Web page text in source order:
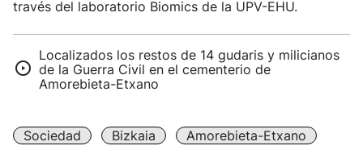
través del laboratorio Biomics de la UPV-EHU.
Localizados los restos de 14 gudaris y milicianos
de la Guerra Civil en el cementerio de
Amorebieta-Etxano
Sociedad Bizkaia
Amorebieta-Etxano